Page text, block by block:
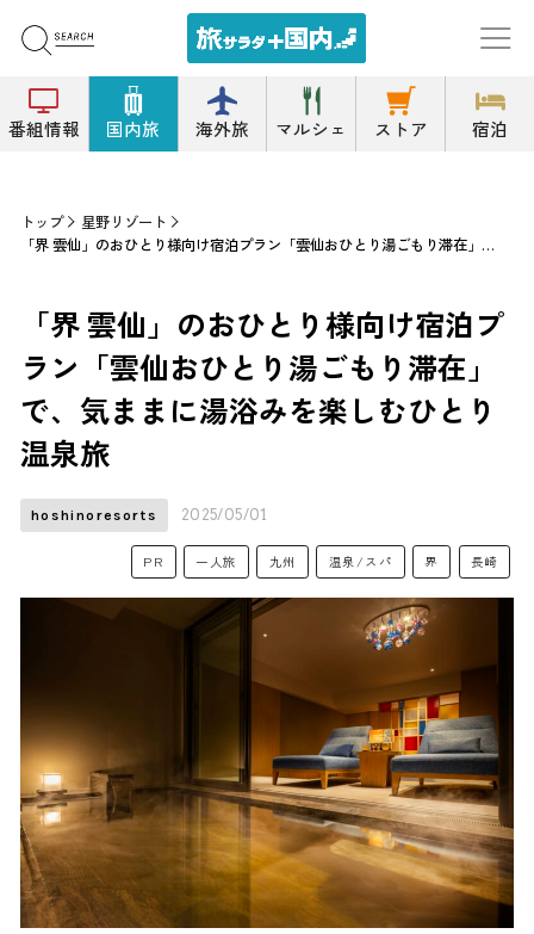
番組情報 国内旅 海外旅 マルシェ ストア 宿泊
トップ
星野リゾート
「界 雲仙」のおひとり様向け宿泊プラン「雲仙おひとり湯ごもり滞在」で、気ままに湯浴みを楽しむひとり温泉旅
「界 雲仙」のおひとり様向け宿泊プ
ラン「雲仙おひとり湯ごもり滞在」
で、気ままに湯浴みを楽しむひとり
温泉旅
hoshinoresorts 2025/05/01
PR 一人旅 九州 温泉/スパ 界 長崎